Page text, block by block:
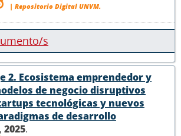
| Repositorio Digital UNVM.
s
2. Ecosistema emprendedor y
de negocio disruptivos
tecnológicas y nuevos
de desarrollo
2025.